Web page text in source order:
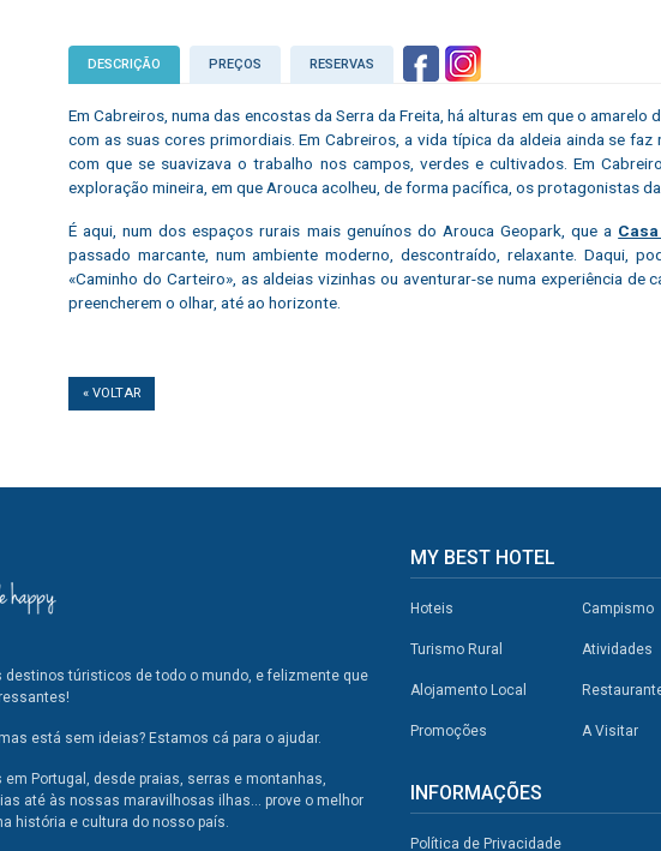
DESCRIÇÃO PREÇOS RESERVAS
Em Cabreiros, numa das encostas da Serra da Freita, há alturas em que o
com as suas cores primordiais. Em Cabreiros, a vida típica da aldeia ainda se
com que se suavizava o trabalho nos campos, verdes e cultivados. Em
exploração mineira, em que Arouca acolheu, de forma pacífica, os protagonistas da
É aqui, num dos espaços rurais mais genuínos do Arouca Geopark, que a
passado marcante, num ambiente moderno, descontraído, relaxante. Daqui,
«Caminho do Carteiro», as aldeias vizinhas ou aventurar-se numa experiência de
preencherem o olhar, até ao horizonte.
« VOLTAR
destinos túristicos de todo o mundo, e felizmente que
está sem ideias? Estamos cá para o ajudar.
Portugal, desde praias, serras e montanhas,
até às nossas maravilhosas ilhas... prove o melhor
história e cultura do nosso país.
MY BEST HOTEL
Hoteis
Turismo Rural
Alojamento Local
Promoções
Campismo
Atividades
A Visitar
INFORMAÇÕES
Política de Privacidade